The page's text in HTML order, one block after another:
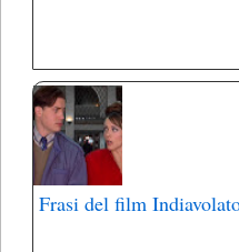
Frasi del film